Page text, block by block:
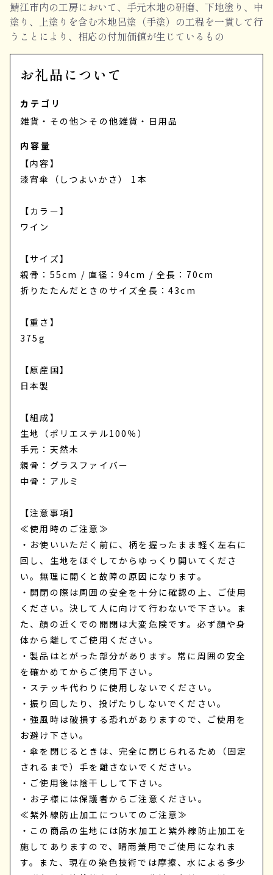
鯖江市内の工房において、手元木地の研磨、下地塗り、中
塗り、上塗りを含む木地呂塗（手塗）の工程を一貫して行
うことにより、相応の付加価値が生じているもの
お礼品について
カテゴリ
雑貨・その他 ＞ その他雑貨・日用品
内容量
【内容】
漆宵傘（しつよいかさ） 1本
【カラー】
ワイン
【サイズ】
親骨：55cm / 直径：94cm / 全長：70cm
折りたたんだときのサイズ全長：43cm
【重さ】
375g
【原産国】
日本製
【組成】
生地（ポリエステル100％）
手元：天然木
親骨：グラスファイバー
中骨：アルミ
【注意事項】
≪使用時のご注意≫
・お使いいただく前に、柄を握ったまま軽く左右に
回し、生地をほぐしてからゆっくり開いてくださ
い。無理に開くと故障の原因になります。
・開閉の際は周囲の安全を十分に確認の上、ご使用
ください。決して人に向けて行わないで下さい。ま
た、顔の近くでの開閉は大変危険です。必ず顔や身
体から離してご使用ください。
・製品はとがった部分があります。常に周囲の安全
を確かめてからご使用下さい。
・ステッキ代わりに使用しないでください。
・振り回したり、投げたりしないでください。
・強風時は破損する恐れがありますので、ご使用を
お避け下さい。
・傘を閉じるときは、完全に閉じられるため（固定
されるまで）手を離さないでください。
・ご使用後は陰干しして下さい。
・お子様には保護者からご注意ください。
≪紫外線防止加工についてのご注意≫
・この商品の生地には防水加工と紫外線防止加工を
施してありますので、晴雨兼用でご使用になれま
す。また、現在の染色技術では摩擦、水による多少